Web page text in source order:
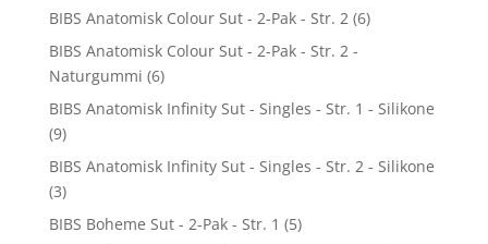
BIBS Anatomisk Colour Sut - 2-Pak - Str. 2 (6)
BIBS Anatomisk Colour Sut - 2-Pak - Str. 2 -
Naturgummi (6)
BIBS Anatomisk Infinity Sut - Singles - Str. 1 - Silikone
(9)
BIBS Anatomisk Infinity Sut - Singles - Str. 2 - Silikone
(3)
BIBS Boheme Sut - 2-Pak - Str. 1 (5)